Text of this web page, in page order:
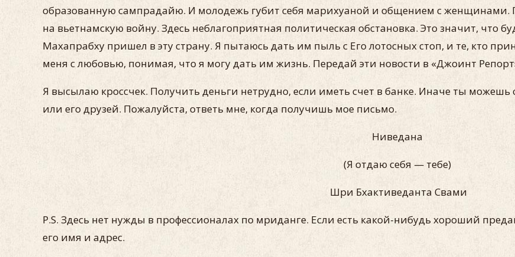
образованную сампрадайю. И молодежь губит себя марихуаной и общением с женщинами.
на вьетнамскую войну. Здесь не­благоприятная политическая обстановка. Это значит, что
Махапрабху пришел в эту страну. Я пытаюсь дать им пыль с Его лотосных стоп, и те, кто
меня с лю­бовью, понимая, что я могу дать им жизнь. Передай эти ново­сти в «Джоинт
Я высылаю кроссчек. Получить деньги нетрудно, если иметь счет в банке. Иначе ты
или его друзей. Пожалуйста, ответь мне, когда получишь мое письмо.
Ниведана
(Я отдаю себя — тебе)
Шри Бхактиведанта Свами
P.S. Здесь нет нужды в профессионалах по мриданге. Ес­ли есть какой-нибудь хороший
его имя и адрес.